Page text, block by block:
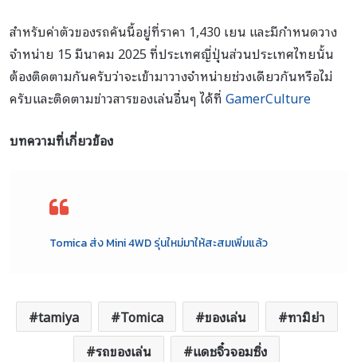
สำหรับค่าตัวของรถคันนี้อยู่ที่ราคา 1,430 เยน และมีกำหนดวาง
จำหน่าย 15 มีนาคม 2025 ที่ประเทศญี่ปุ่นส่วนประเทศไทยนั้น
ต้องติดตามกันครับว่าจะเข้ามาวางจำหน่ายช่วงเดียวกันหรือไม่
ครับและติดตามข่าวสารของเล่นอื่นๆ ได้ที่GamerCulture
บทความที่เกี่ยวข้อง
Tomica ส่ง Mini 4WD รุ่นใหม่มาให้สะสมเพิ่มแล้ว
tamiya Tomica ของเล่น
ทามิย่า
รถของเล่น
แดชจิ๋วจอมซิ่ง